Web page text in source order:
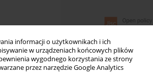
informacji o użytkownikach i ich
w urządzeniach końcowych plików
wygodnego korzystania ze strony
przez narzędzie Google Analytics
Newsletter